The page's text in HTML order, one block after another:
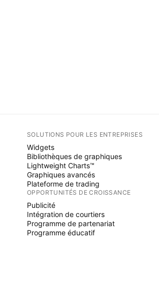
SOLUTIONS POUR LES ENTREPRISES
Widgets
Bibliothèques de graphiques
Lightweight Charts™
Graphiques avancés
Plateforme de trading
OPPORTUNITÉS DE CROISSANCE
Publicité
Intégration de courtiers
Programme de partenariat
Programme éducatif